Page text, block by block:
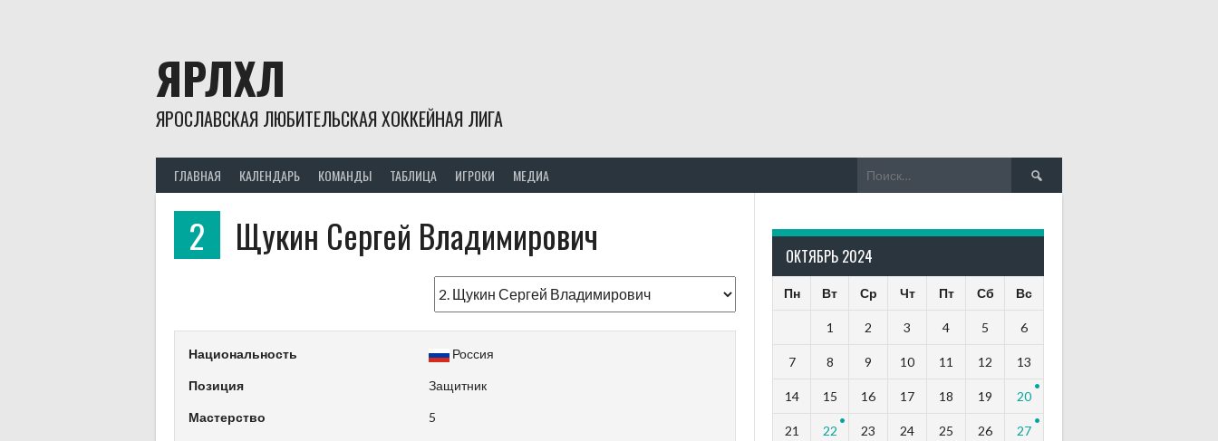
ЯРЛХЛ
ЯРОСЛАВСКАЯ ЛЮБИТЕЛЬСКАЯ ХОККЕЙНАЯ ЛИГА
ГЛАВНАЯ КАЛЕНДАРЬ КОМАНДЫ ТАБЛИЦА ИГРОКИ МЕДИА Найти:
2 Щукин Сергей Владимирович
Национальность Россия
Позиция Защитник
Мастерство 5
ОКТЯБРЬ 2024
Пн Вт Ср Чт Пт Сб Вс
1 2 3 4 5 6
7 8 9 10 11 12 13
14 15 16 17 18 19 20
21 22 23 24 25 26 27